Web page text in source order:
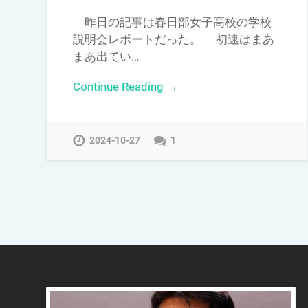
昨日の記事は春日部女子高校の学校
説明会レポートだった。 初速はまあ
まあ出てい…
Continue Reading →
2024-10-27 1